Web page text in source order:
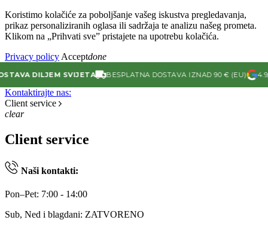
Koristimo kolačiće za poboljšanje vašeg iskustva pregledavanja,
prikaz personaliziranih oglasa ili sadržaja te analizu našeg prometa.
Klikom na „Prihvati sve” pristajete na upotrebu kolačića.
Privacy policy Acceptdone
DILJEM SVIJETA BESPLATNA DOSTAVA IZNAD 90 € (EU) 4.9/5
Kontaktirajte nas:
Client service
clear
Client service
Naši kontakti:
Pon–Pet: 7:00 - 14:00
Sub, Ned i blagdani: ZATVORENO